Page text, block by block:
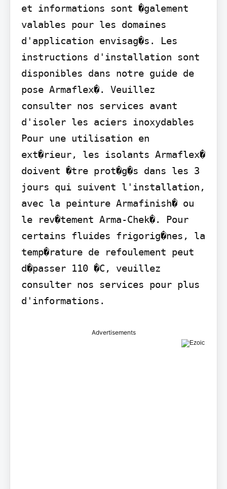
et informations sont �galement
valables pour les domaines
d'application envisag�s. Les
instructions d'installation sont
disponibles dans notre guide de
pose Armaflex�. Veuillez
consulter nos services avant
d'isoler les aciers inoxydables
Pour une utilisation en
ext�rieur, les isolants Armaflex�
doivent �tre prot�g�s dans les 3
jours qui suivent l'installation,
avec la peinture Armafinish� ou
le rev�tement Arma-Chek�. Pour
certains fluides frigorig�nes, la
temp�rature de refoulement peut
d�passer 110 �C, veuillez
consulter nos services pour plus
d'informations.
Advertisements